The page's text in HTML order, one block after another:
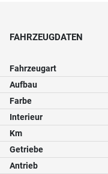
FAHRZEUGDATEN
Fahrzeugart
Aufbau
Farbe
Interieur
Km
Getriebe
Antrieb